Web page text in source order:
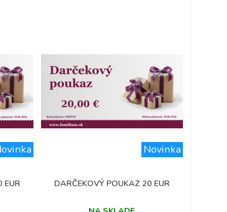
EUR
Novinka
Obľúbené
DARČEKOVÝ POUKAZ 20 EUR